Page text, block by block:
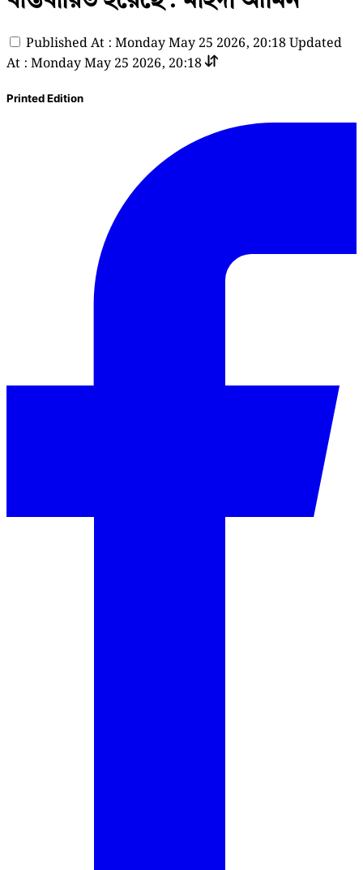
Published At : Monday May 25 2026, 20:18Updated
At : Monday May 25 2026, 20:18
Printed Edition